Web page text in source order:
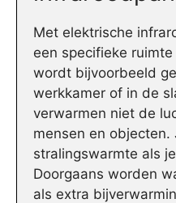
Met elektrische
een specifieke
wordt bijvoorbeeld
werkkamer of in de
verwarmen niet de
mensen en objecten.
stralingswarmte als
Doorgaans worden
als extra